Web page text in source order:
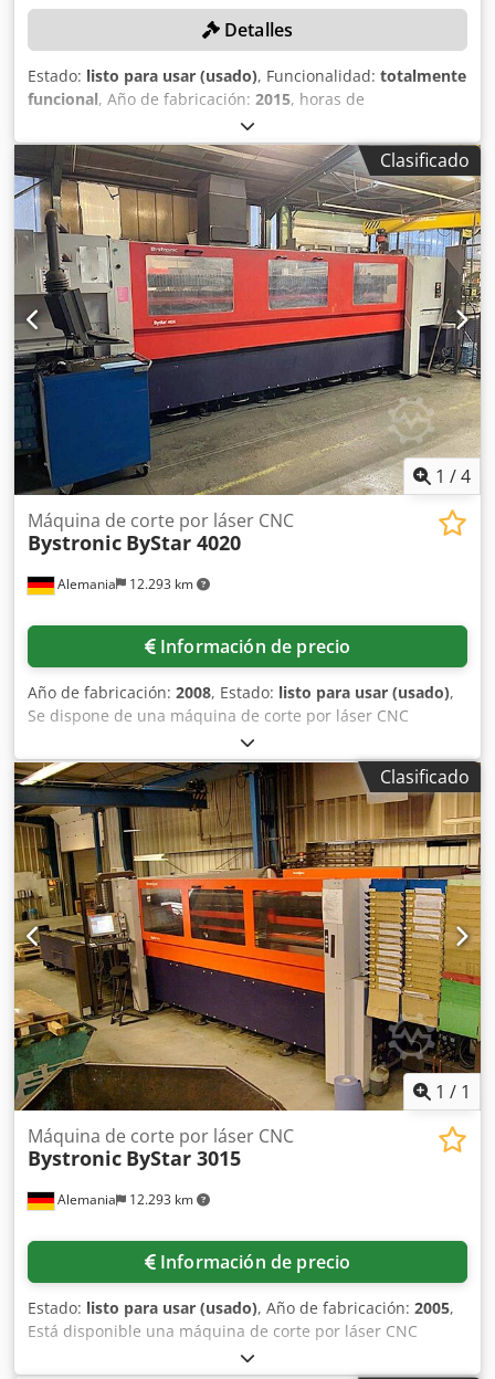
Detalles
Estado: listo para usar (usado), Funcionalidad: totalmente
funcional, Año de fabricación: 2015, horas de
, número de máquina/vehículo:
R1519130, espesor chapa acero (máx.):20 mm, espesor de
chapa de acero inoxidable (máx.):20 mm, recorrido eje X:
3.000 mm, Equipamiento:extracción de polvo, unidad de
refrigeración , DETALLES TÉCNICOS Dcsdjyrnz Sspfx Ahlsk
Recorrido eje X: 3.000 mm Espesor máx. de chapa de
acero: 20 mm Espesor máx. de chapa de acero inoxidable:
20 mm DETALLES DE LA MÁQUINA Modelo de láser:
ByLaser 4400 Potencia láser: 4.400 W Horas de corte láser:
15.020 h Horas de encendido: 32.602 h EQUIPAMIENTO
Unidad de refrigeración Extracción de polvo
Clasificado
1 /4
Alemania 12.293 km
Máquina de corte por láser CNC
Bystronic ByStar 4020
Información de precio
Año de fabricación: 2008, Estado: listo para usar (usado),
Se dispone de una máquina de corte por láser CNC
Bystronic. Recorridos X/Y/Z: 4020mm/2020mm/170mm,
peso máximo de chapa: 1500kg, velocidad de
posicionamiento: 60m/min, velocidad simultánea:
80m/min, precisión de posicionamiento: +/-0,1mm,
repetibilidad: +/-0,05mm, láser: CO2, fuente de láser:
ByLaser 4400, potencia del láser: 4400W, dimensiones
totales de la instalación X/Y/Z: aprox.
8000mm/15000mm/2,5mm, horas de corte: 17469h, horas
conectada: 35200h. Incluye dos cabezales de corte de
repuesto de 7,5" y 5", así como varios repuestos.
Documentación disponible. Es posible inspección in situ.
Disponible previsiblemente a partir de junio de 2026.
Dcsdoyu T D Rjpfx Ahljk
Clasificado
1 / 1
Alemania 12.293 km
Máquina de corte por láser CNC
Bystronic ByStar 3015
Información de precio
Estado: listo para usar (usado), Año de fabricación: 2005,
Está disponible una máquina de corte por láser CNC
Bystronic. Tipo de láser: ByLaser 4400, potencia del láser: